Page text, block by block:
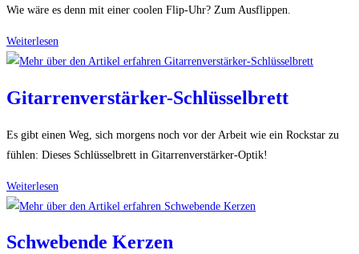
Wie wäre es denn mit einer coolen Flip-Uhr? Zum Ausflippen.
Weiterlesen
Uhr
Gitarrenverstärker-Schlüsselbrett
Es gibt einen Weg, sich morgens noch vor der Arbeit wie ein Rockstar zu
fühlen: Dieses Schlüsselbrett in Gitarrenverstärker-Optik!
Weiterlesen
Schlüsselbrett
Schwebende Kerzen